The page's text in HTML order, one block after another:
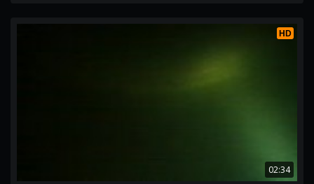
HD
02:34